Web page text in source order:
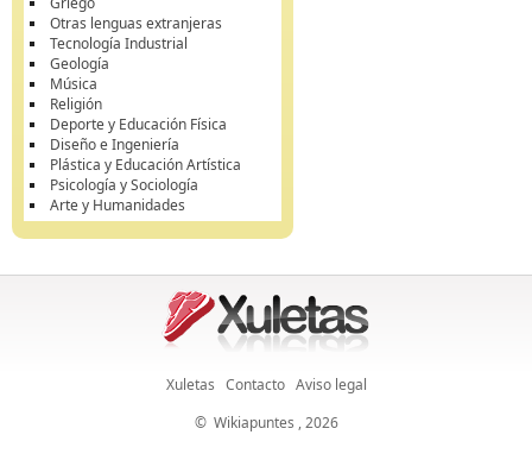
Otras lenguas extranjeras
Tecnología Industrial
Geología
Música
Religión
Deporte y Educación Física
Diseño e Ingeniería
Plástica y Educación Artística
Psicología y Sociología
Arte y Humanidades
Xuletas Contacto Aviso legal
© Wikiapuntes , 2026